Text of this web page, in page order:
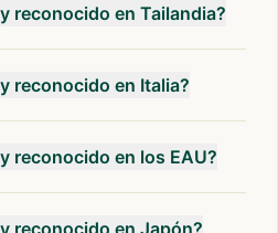
reconocido en Tailandia?
reconocido en Italia?
reconocido en los EAU?
reconocido en Japón?